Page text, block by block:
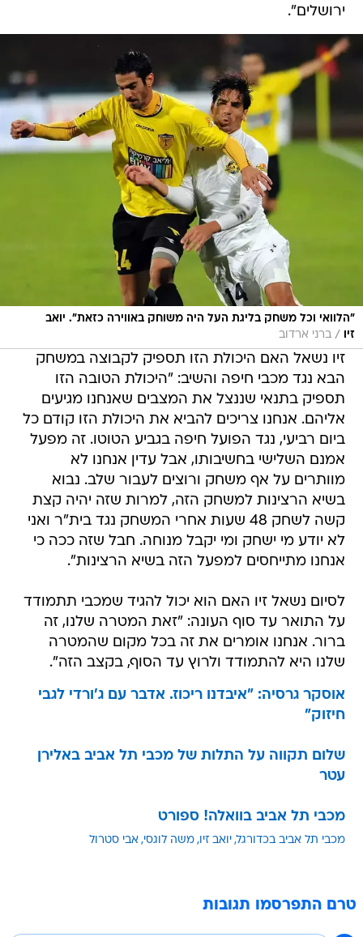
ירושלים".
"הלוואי וכל משחק בליגת העל היה משוחק באווירה כזאת". יואב
זיו
/ ברני ארדוב
זיו נשאל האם היכולת הזו תספיק לקבוצה במשחק
הבא נגד מכבי חיפה והשיב: "היכולת הטובה הזו
תספיק בתנאי שננצל את המצבים שאנחנו מגיעים
אליהם. אנחנו צריכים להביא את היכולת הזו קודם כל
ביום רביעי, נגד הפועל חיפה בגביע הטוטו. זה מפעל
אמנם השלישי בחשיבותו, אבל עדין אנחנו לא
מוותרים על אף משחק ורוצים לעבור שלב. נבוא
בשיא הרצינות למשחק הזה, למרות שזה יהיה קצת
קשה לשחק 48 שעות אחרי המשחק נגד בית"ר ואני
לא יודע מי ישחק ומי יקבל מנוחה. חבל שזה ככה כי
אנחנו מתייחסים למפעל הזה בשיא הרצינות".
לסיום נשאל זיו האם הוא יכול להגיד שמכבי תתמודד
על התואר עד סוף העונה: "זאת המטרה שלנו, זה
ברור. אנחנו אומרים את זה בכל מקום שהמטרה
שלנו היא להתמודד ולרוץ עד הסוף, בקצב הזה".
אוסקר גרסיה: "איבדנו ריכוז. אדבר עם ג'ורדי לגבי
חיזוק"
שלום תקווה על התלות של מכבי תל אביב באלירן
עטר
מכבי תל אביב בוואלה! ספורט
מכבי תל אביב בכדורגל יואב זיו משה לוגסי אבי סטרול
טרם התפרסמו תגובות